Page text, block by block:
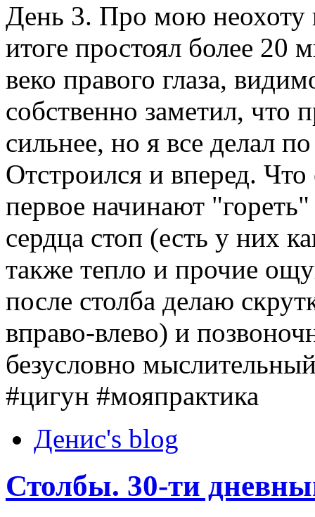
День 3. Про мою неохоту
итоге простоял более 20
веко правого глаза,
собственно заметил, что
сильнее, но я все делал
Отстроился и вперед.
первое начинают
сердца стоп (есть у них
также тепло и прочие
после столба делаю
вправо-влево) и
безусловно
‪#‎цигун‬ ‪#‎мояпрактика‬
Денис's blog
Столбы. 30-ти